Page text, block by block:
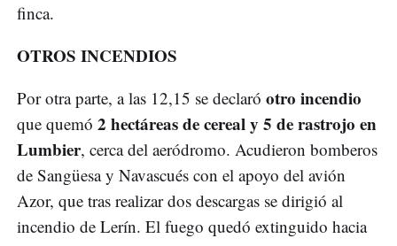
finca.
OTROS INCENDIOS
Por otra parte, a las 12,15 se declaró otro incendio
que quemó 2 hectáreas de cereal y 5 de rastrojo en
Lumbier, cerca del aeródromo. Acudieron bomberos
de Sangüesa y Navascués con el apoyo del avión
Azor, que tras realizar dos descargas se dirigió al
incendio de Lerín. El fuego quedó extinguido hacia